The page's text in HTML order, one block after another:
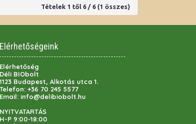
Tételek 1 től 6 / 6 (1 összes)
Elérhetőségeink
Elérhetőség
Déli BIObolt
1123 Budapest, Alkotás utca 1.
Telefon: +36 70 245 5577
Email: info@delibiobolt.hu
NYITVATARTÁS
H-P 9:00-18:00